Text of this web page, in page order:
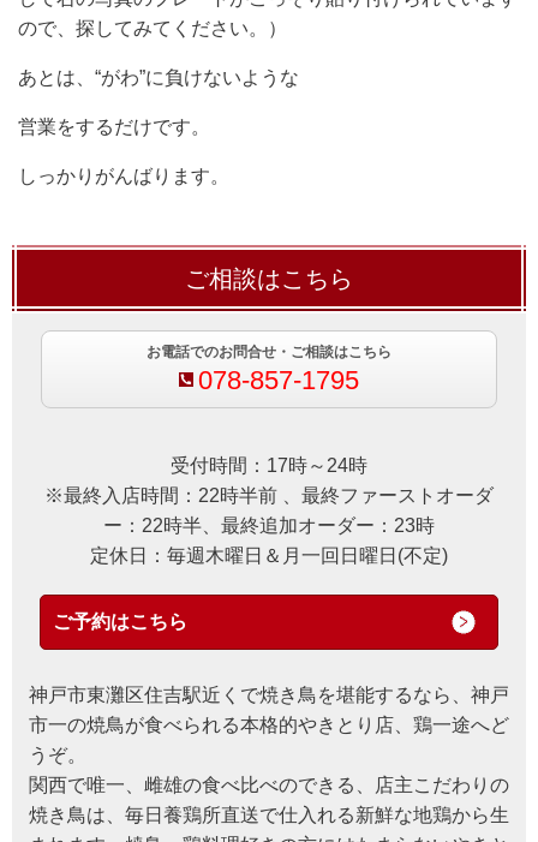
ので、探してみてください。）
あとは、“がわ”に負けないような
営業をするだけです。
しっかりがんばります。
ご相談はこちら
お電話でのお問合せ・ご相談はこちら
078-857-1795
受付時間：17時～24時
※最終入店時間：22時半前 、最終ファーストオーダ
ー：22時半、最終追加オーダー：23時
定休日：毎週木曜日＆月一回日曜日(不定)
ご予約はこちら
神戸市東灘区住吉駅近くで焼き鳥を堪能するなら、神戸
市一の焼鳥が食べられる本格的やきとり店、鶏一途へど
うぞ。
関西で唯一、雌雄の食べ比べのできる、店主こだわりの
焼き鳥は、毎日養鶏所直送で仕入れる新鮮な地鶏から生